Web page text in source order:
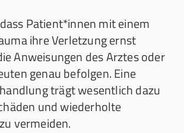
Patient*innen mit einem
ihre Verletzung ernst
Anweisungen des Arztes oder
genau befolgen. Eine
trägt wesentlich dazu
und wiederholte
vermeiden.